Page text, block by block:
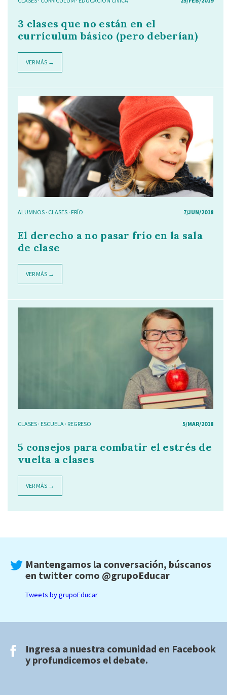
3 clases que no están en el
currículum básico (pero deberían)
VER MÁS →
ALUMNOS · CLASES · FRÍO 7/JUN/2018
El derecho a no pasar frío en la sala
de clase
VER MÁS →
CLASES · ESCUELA · REGRESO 5/MAR/2018
5 consejos para combatir el estrés de
vuelta a clases
VER MÁS →
Mantengamos la conversación, búscanos
en twitter como @grupoEducar
Tweets by grupoEducar
Ingresa a nuestra comunidad en Facebook
y profundicemos el debate.